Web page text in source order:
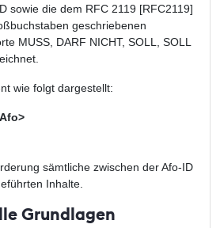
sowie die dem RFC 2119 [RFC2119]
geschriebenen
MUSS, DARF NICHT, SOLL, SOLL
wie folgt dargestellt:
sämtliche zwischen der Afo-ID
Inhalte.
Grundlagen